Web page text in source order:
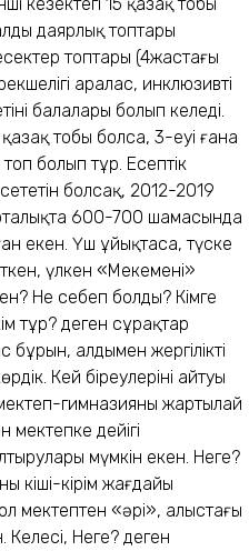
даярлық топтары
топтары (4жастағы
аралас, инклюзивті
балалары болып келеді.
қазақ тобы болса, 3-еуі ғана
болып тұр. Есептік
болсақ, 2012-2019
600-700 шамасында
екен. Үш ұйықтаса, түске
үлкен «Мекеменің»
Не себеп болды? Кімге
тұр? деген сұрақтар
алдымен жергілікті
Кей біреулерінің айтуы
гимназияның жартылай
дейіңгі
мүмкін екен. Неге?
кіші-кірім жағдайы
мектептен «әрі», алыстағы
Неге? деген